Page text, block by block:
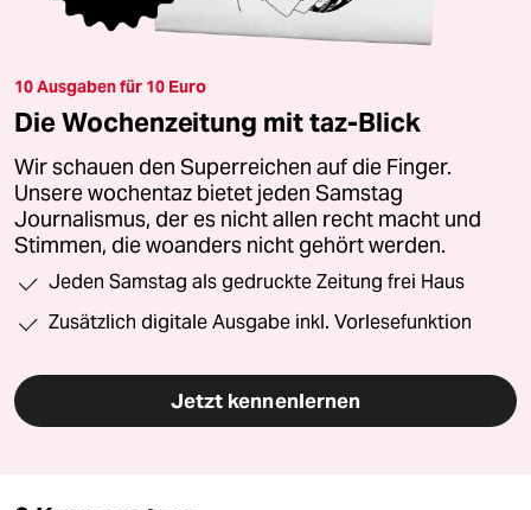
10 Ausgaben für 10 Euro
Die Wochenzeitung mit taz-Blick
Wir schauen den Superreichen auf die Finger.
Unsere wochentaz bietet jeden Samstag
Journalismus, der es nicht allen recht macht und
Stimmen, die woanders nicht gehört werden.
Jeden Samstag als gedruckte Zeitung frei Haus
Zusätzlich digitale Ausgabe inkl. Vorlesefunktion
Jetzt kennenlernen